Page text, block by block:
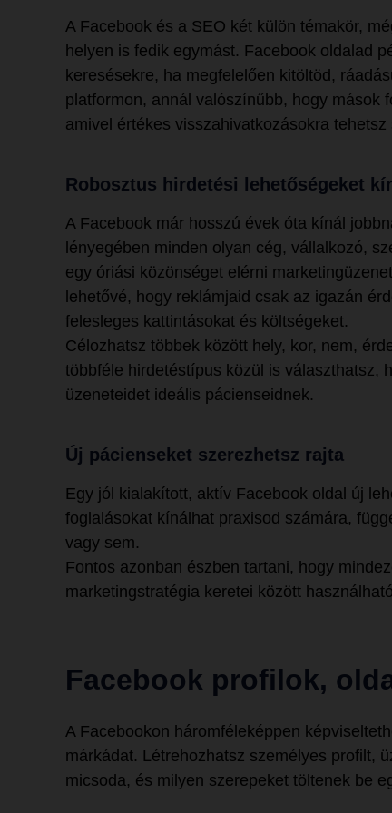
A Facebook és a SEO két külön témakör,
helyen is fedik egymást. Facebook oldalad
keresésekre, ha megfelelően kitöltöd,
platformon, annál valószínűbb, hogy mások
amivel értékes visszahivatkozásokra tehetsz
Robosztus hirdetési lehetőségeket
A Facebook már hosszú évek óta kínál
lényegében minden olyan cég, vállalkozó,
egy óriási közönséget elérni
lehetővé, hogy reklámjaid csak az igazán
felesleges kattintásokat és költségeket.
Célozhatsz többek között hely, kor, nem,
többféle hirdetéstípus közül is választhatsz,
üzeneteidet ideális pácienseidnek.
Új pácienseket szerezhetsz rajta
Egy jól kialakított, aktív Facebook oldal új
foglalásokat kínálhat praxisod számára,
vagy sem.
Fontos azonban észben tartani, hogy
marketingstratégia keretei között
Facebook profilok,
A Facebookon háromféleképpen
márkádat. Létrehozhatsz személyes profilt,
micsoda, és milyen szerepeket töltenek be